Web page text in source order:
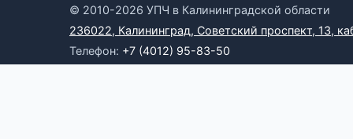
© 2010-2026 УПЧ в Калининградской области
236022, Калининград, Советский проспект, 13,
Телефон: +7 (4012) 95-83-50